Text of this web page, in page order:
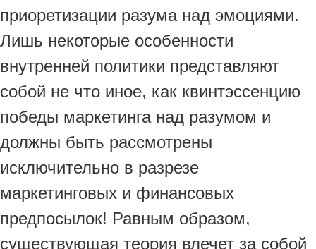
приоретизации разума над эмоциями.
Лишь некоторые особенности
внутренней политики представляют
собой не что иное, как квинтэссенцию
победы маркетинга над разумом и
должны быть рассмотрены
исключительно в разрезе
маркетинговых и финансовых
предпосылок! Равным образом,
существующая теория влечет за собой